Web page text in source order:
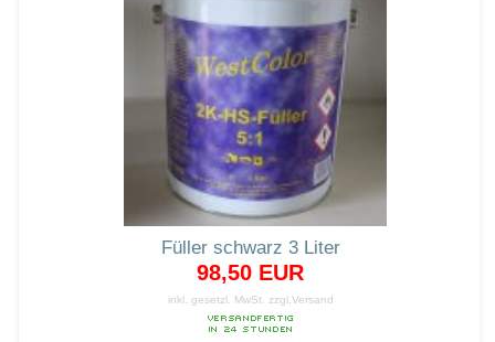
Füller schwarz 3 Liter
98,50 EUR
inkl. gesetzl. MwSt. zzgl.Versand